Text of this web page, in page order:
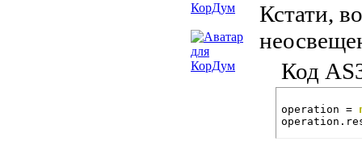
КорДум
Кстати,
Код
operation =